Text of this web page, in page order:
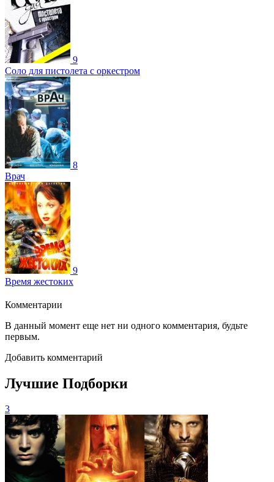
9
Соло для пистолета с оркестром
8
Врач
9
Время жестоких
Комментарии
В данный момент еще нет ни одного комментария, будьте
первым.
Добавить комментарий
Лучшие Подборки
3